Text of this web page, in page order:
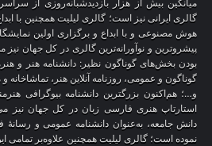
میانگین بیش از هزار بازدیدشبانه‌روزی از
گالری ایرانی نیز است؛ گالری لیلیت همچنین با
هوش مصنوعی و با ابداع و برگزاری اولین
پیشروترین و نوآورانه‌ترین گالری در کل جهان نیز
بودن بخش‌های گوناگون نظیر: دانشنامه هنر و
گوناگون و عمومی، روزنامه آنلاین هنر،
و…؛ هم‌اکنون بزرگترین دانشنامه بیوگرافی
استارتاپ هنری فارسی زبان در کل جهان نیز
دانش جامعه، به‌عنوان دانشنامه عمومی و
نموده است؛ گالری لیلیت همچنین علاوه‌بر تمامی